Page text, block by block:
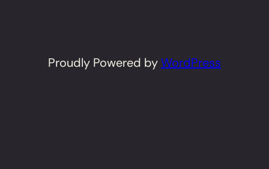
Proudly Powered byWordPress